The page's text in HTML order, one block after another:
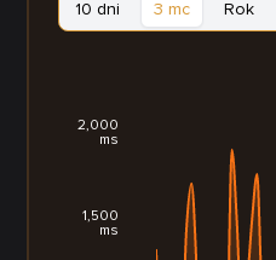
10 dni 3 mc Rok
1,500
ms
2,000
ms